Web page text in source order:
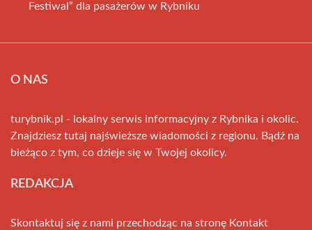
Festiwal” dla pasażerów w Rybniku
O NAS
turybnik.pl - lokalny serwis informacyjny z Rybnika i okolic.
Znajdziesz tutaj najświeższe wiadomości z regionu. Bądź na
bieżąco z tym, co dzieje się w Twojej okolicy.
REDAKCJA
Skontaktuj się z nami przechodząc na stronę Kontakt